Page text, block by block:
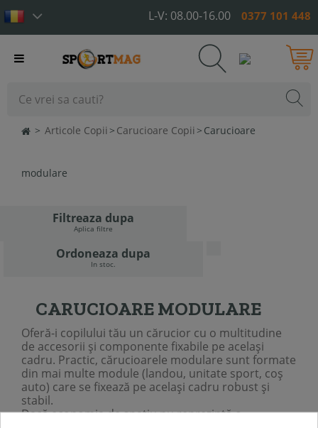
L-V: 08.00-16.00 0377 101 448
Toggle
> Articole Copii > Carucioare Copii > Carucioare
modulare
Filtreaza dupa
Aplica filtre
Ordoneaza dupa
In stoc.
CARUCIOARE MODULARE
Oferă-i copilului tău un cărucior cu o multitudine
de accesorii și componente fixabile pe același
cadru. Practic, cărucioarele modulare sunt formate
din mai multe module (landou, unitate sport, coș
auto) care se fixează pe același cadru robust și
stabil.
Dacă economia de spațiu nu reprezintă o